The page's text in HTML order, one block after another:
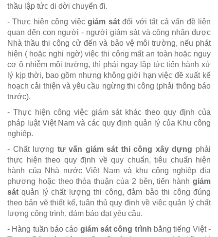
thầu lập tức di dời chuyển đi.
- Thực hiện công việcgiám sátđối với tất cả vấn đề liên
quan đến con người - người giám sát và công nhân được
Nhà thầu thi công cử đến và bảo vệ môi trường, nếu phát
hiện ( hoặc nghi ngờ) việc thi công mất an toàn hoặc nguy
cơ ô nhiễm môi trường, thì phải ngay lập tức tiến hành xử
lý kịp thời, bao gồm nhưng không giới hạn việc đề xuất kế
hoạch cải thiện và yêu cầu ngừng thi công (phải thông báo
trước).
- Thực hiện công việc giám sát khác theo quy định của
pháp luật Việt Nam và các quy định quản lý của Khu công
nghiệp.
- Chất lượng tư vấn giám sát thi công xây dựng phải
thực hiện theo quy định về quy chuẩn, tiêu chuẩn hiện
hành của Nhà nước Việt Nam và khu công nghiệp địa
phương hoặc theo thỏa thuận của 2 bên, tiến hành giám
sát quản lý chất lượng thi công, đảm bảo thi công đúng
theo bản vẽ thiết kế, tuân thủ quy định về việc quản lý chất
lượng công trình, đảm bảo đạt yêu cầu.
- Hàng tuần báo cáo giám sát công trình bằng tiếng Việt -